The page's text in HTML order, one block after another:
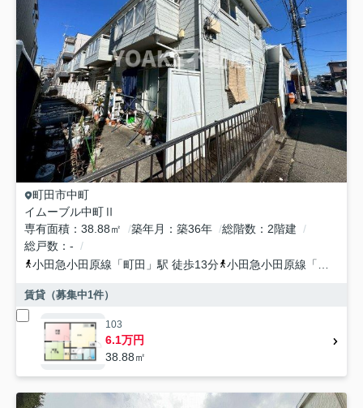
町田市中町
イムーブル中町Ⅱ
専有面積
38.88㎡ 築年月 築36年 総階数
2階建
総戸数
-
小田急小田原線 「町田 」駅 徒歩13分 小田急小田原線 「
賃貸（募集中1件）
103
6.1万円
38.88㎡